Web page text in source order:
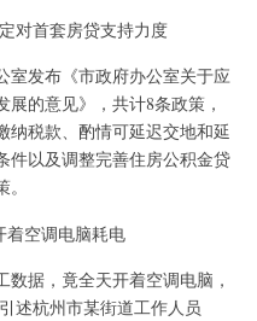
对首套房贷支持力度
室发布《市政府办公室关于应
的意见》，共计8条政策，
纳税款、酌情可延迟交地和延
件以及调整完善住房公积金贷
着空调电脑耗电
据，竟全天开着空调电脑，
述杭州市某街道工作人员